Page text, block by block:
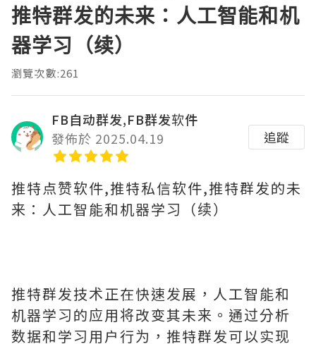
推特群发的未来：人工智能和机
器学习（续）
瀏覽次數:261
FB自动群发,FB群发软件
發佈於 2025.04.19
追蹤
推特点赞软件,推特私信软件,推特群发的未
来：人工智能和机器学习（续）
推特群发技术正在快速发展，人工智能和
机器学习的应用将改变其未来。通过分析
数据和学习用户行为，推特群发可以实现